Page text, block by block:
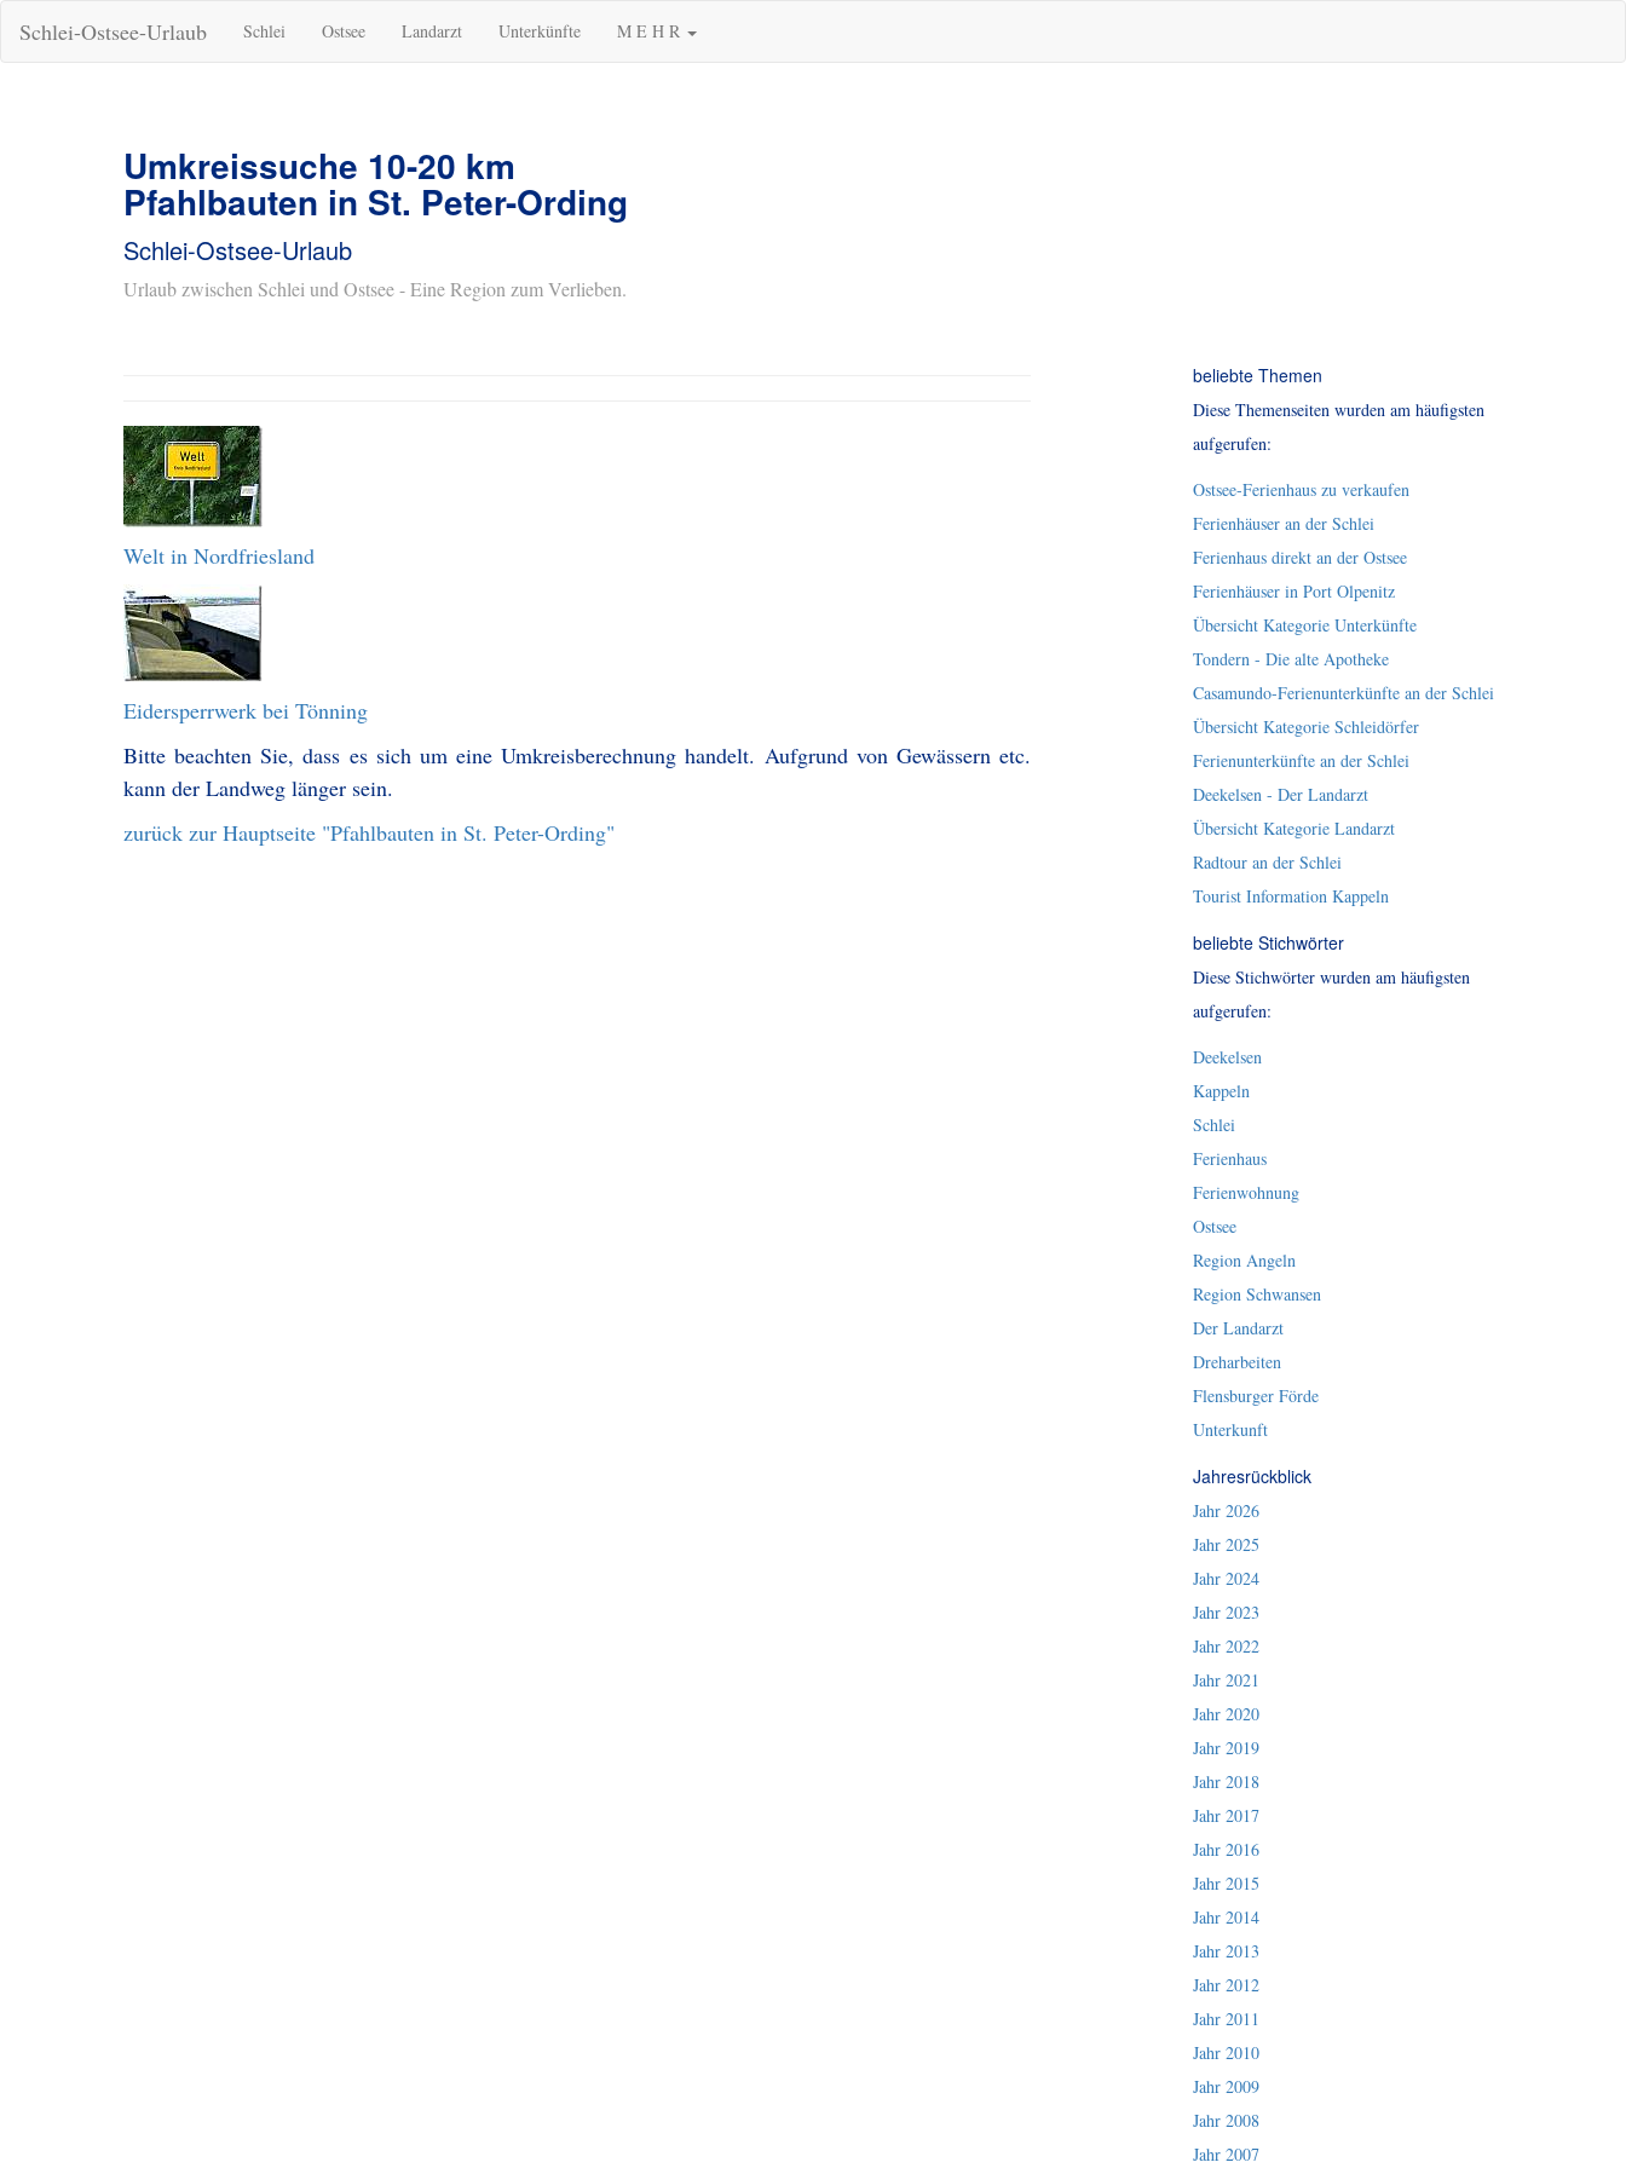
Schlei-Ostsee-Urlaub Schlei Ostsee Landarzt Unterkünfte M E H R
Umkreissuche 10-20 km
Pfahlbauten in St. Peter-Ording
Schlei-Ostsee-Urlaub
Urlaub zwischen Schlei und Ostsee - Eine Region zum Verlieben.
Welt in Nordfriesland
Eidersperrwerk bei Tönning
Bitte beachten Sie, dass es sich um eine Umkreisberechnung handelt. Aufgrund von Gewässern etc.
kann der Landweg länger sein.
zurück zur Hauptseite "Pfahlbauten in St. Peter-Ording"
beliebte Themen
Diese Themenseiten wurden am häufigsten
aufgerufen:
Ostsee-Ferienhaus zu verkaufen
Ferienhäuser an der Schlei
Ferienhaus direkt an der Ostsee
Ferienhäuser in Port Olpenitz
Übersicht Kategorie Unterkünfte
Tondern - Die alte Apotheke
Casamundo-Ferienunterkünfte an der Schlei
Übersicht Kategorie Schleidörfer
Ferienunterkünfte an der Schlei
Deekelsen - Der Landarzt
Übersicht Kategorie Landarzt
Radtour an der Schlei
Tourist Information Kappeln
beliebte Stichwörter
Diese Stichwörter wurden am häufigsten
aufgerufen:
Deekelsen
Kappeln
Schlei
Ferienhaus
Ferienwohnung
Ostsee
Region Angeln
Region Schwansen
Der Landarzt
Dreharbeiten
Flensburger Förde
Unterkunft
Jahresrückblick
Jahr 2026
Jahr 2025
Jahr 2024
Jahr 2023
Jahr 2022
Jahr 2021
Jahr 2020
Jahr 2019
Jahr 2018
Jahr 2017
Jahr 2016
Jahr 2015
Jahr 2014
Jahr 2013
Jahr 2012
Jahr 2011
Jahr 2010
Jahr 2009
Jahr 2008
Jahr 2007